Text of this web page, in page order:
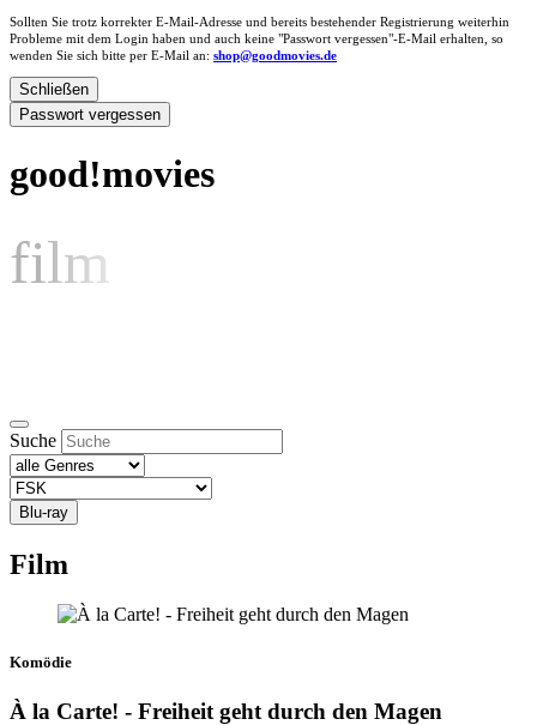
Sollten Sie trotz korrekter E-Mail-Adresse und bereits bestehender Registrierung weiterhin
Probleme mit dem Login haben und auch keine "Passwort vergessen"-E-Mail erhalten, so
wenden Sie sich bitte per E-Mail an: shop@goodmovies.de
Schließen
Passwort vergessen
good!movies
film
Suche
Blu-ray
Film
Komödie
À la Carte! - Freiheit geht durch den Magen